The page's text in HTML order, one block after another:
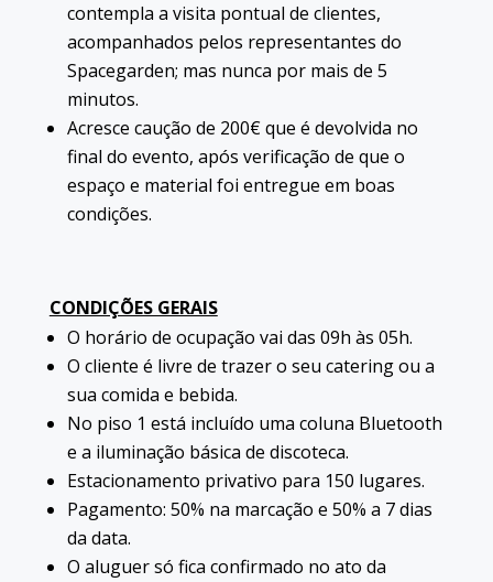
contempla a visita pontual de clientes,
acompanhados pelos representantes do
Spacegarden; mas nunca por mais de 5
minutos.
Acresce caução de 200€ que é devolvida no
final do evento, após verificação de que o
espaço e material foi entregue em boas
condições.
CONDIÇÕES GERAIS
O horário de ocupação vai das 09h às 05h.
O cliente é livre de trazer o seu catering ou a
sua comida e bebida.
No piso 1 está incluído uma coluna Bluetooth
e a iluminação básica de discoteca.
Estacionamento privativo para 150 lugares.
Pagamento: 50% na marcação e 50% a 7 dias
da data.
O aluguer só fica confirmado no ato da